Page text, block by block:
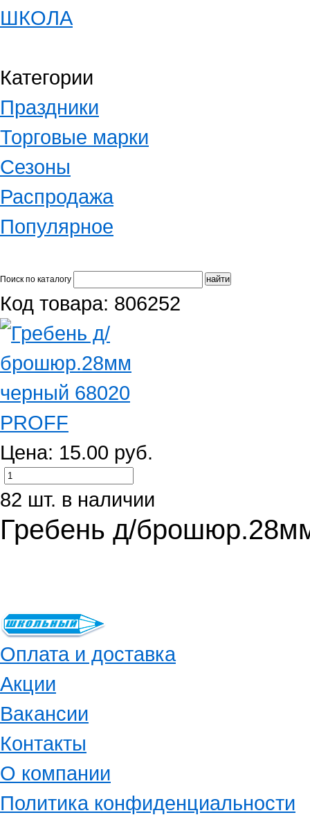
ШКОЛА
Категории
Праздники
Торговые марки
Сезоны
Распродажа
Популярное
Поиск по каталогу
Код товара: 806252
Цена: 15.00 руб.
82 шт. в наличии
Гребень д/
Оплата и доставка
Акции
Вакансии
Контакты
О компании
Политика конфиденциальности